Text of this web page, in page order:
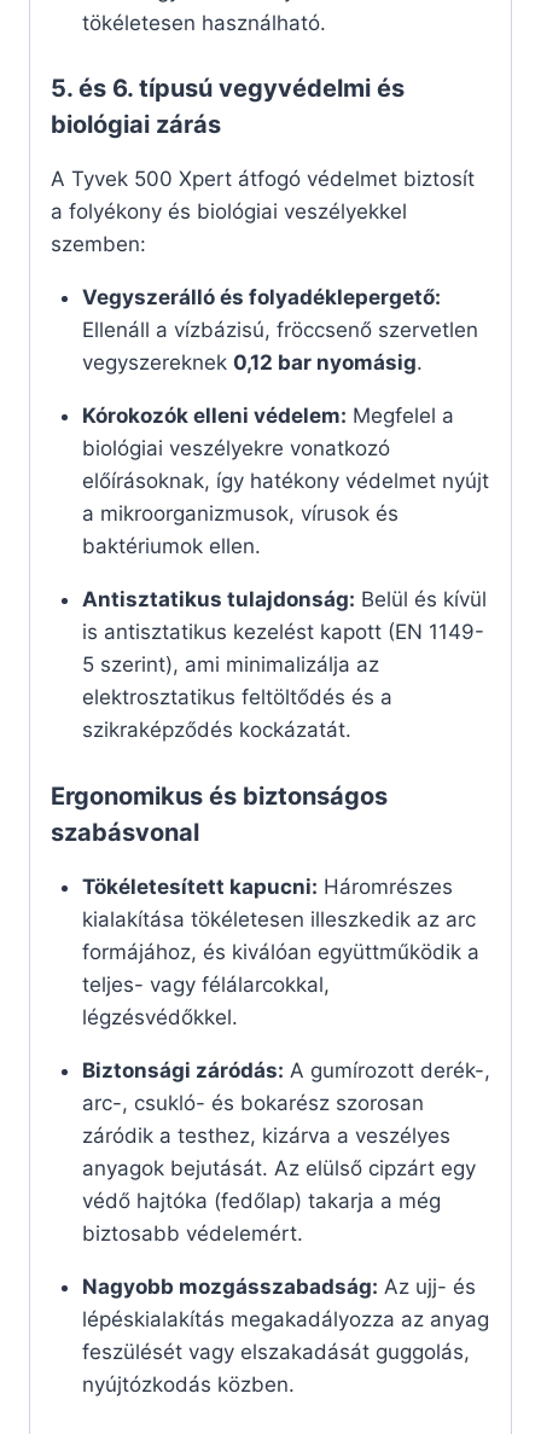
tökéletesen használható.
5. és 6. típusú vegyvédelmi és
biológiai zárás
A Tyvek 500 Xpert átfogó védelmet biztosít
a folyékony és biológiai veszélyekkel
szemben:
Vegyszerálló és folyadéklepergető:
Ellenáll a vízbázisú, fröccsenő szervetlen
vegyszereknek 0,12 bar nyomásig.
Kórokozók elleni védelem: Megfelel a
biológiai veszélyekre vonatkozó
előírásoknak, így hatékony védelmet nyújt
a mikroorganizmusok, vírusok és
baktériumok ellen.
Antisztatikus tulajdonság: Belül és kívül
is antisztatikus kezelést kapott (EN 1149-
5 szerint), ami minimalizálja az
elektrosztatikus feltöltődés és a
szikraképződés kockázatát.
Ergonomikus és biztonságos
szabásvonal
Tökéletesített kapucni: Háromrészes
kialakítása tökéletesen illeszkedik az arc
formájához, és kiválóan együttműködik a
teljes- vagy félálarcokkal,
légzésvédőkkel.
Biztonsági záródás: A gumírozott derék-,
arc-, csukló- és bokarész szorosan
záródik a testhez, kizárva a veszélyes
anyagok bejutását. Az elülső cipzárt egy
védő hajtóka (fedőlap) takarja a még
biztosabb védelemért.
Nagyobb mozgásszabadság: Az ujj- és
lépéskialakítás megakadályozza az anyag
feszülését vagy elszakadását guggolás,
nyújtózkodás közben.